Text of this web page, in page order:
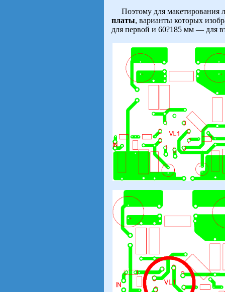
Поэтому для макетирования
платы, варианты которых
для первой и 60?185 мм — для